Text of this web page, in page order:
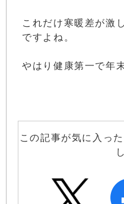
これだけ寒暖差が激
ですよね。
やはり健康第一で年
この記事が気に入っ